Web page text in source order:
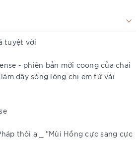
tuyệt vời
- phiên bản mới coong của chai
dậy sóng lòng chị em từ vài
thôi ạ _ "Mùi Hồng cực sang cực